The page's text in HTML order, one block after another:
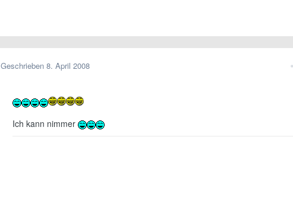
Geschrieben 8. April 2008
Ich kann nimmer